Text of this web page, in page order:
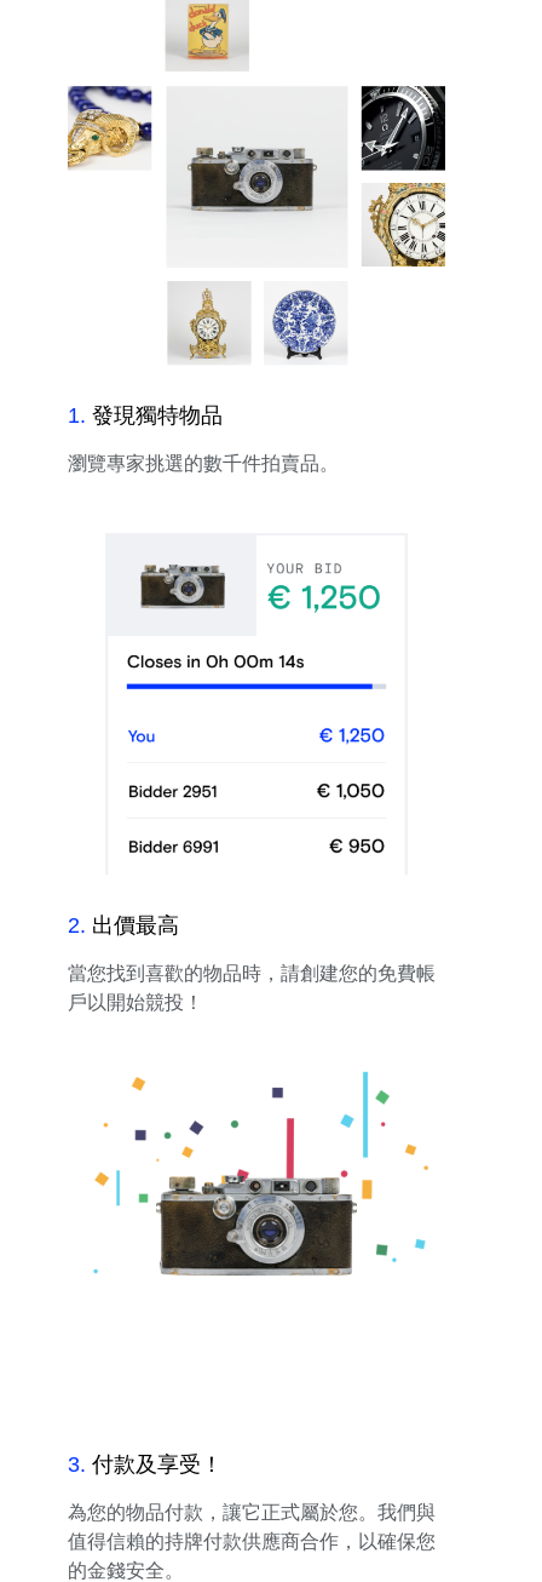
1. 發現獨特物品
瀏覽專家挑選的數千件拍賣品。
2. 出價最高
當您找到喜歡的物品時，請創建您的免費帳
戶以開始競投！
3. 付款及享受！
為您的物品付款，讓它正式屬於您。我們與
值得信賴的持牌付款供應商合作，以確保您
的金錢安全。